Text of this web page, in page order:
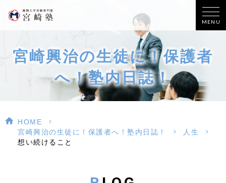
MENU
宮崎興治の生徒に！保護者
へ！塾内日誌！
HOME
>
宮崎興治の生徒に！保護者へ！塾内日誌！
> 人生
>
想い続けること